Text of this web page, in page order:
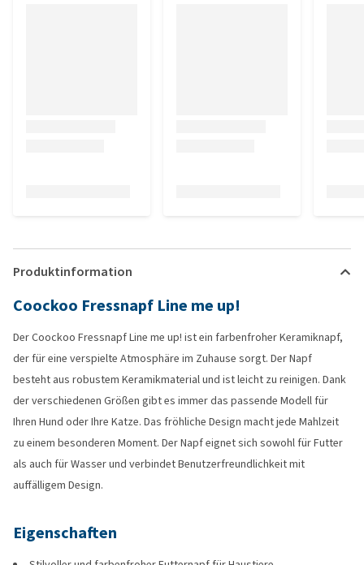
Produktinformation
Coockoo Fressnapf Line me up!
Der Coockoo Fressnapf Line me up! ist ein farbenfroher Keramiknapf,
der für eine verspielte Atmosphäre im Zuhause sorgt. Der Napf
besteht aus robustem Keramikmaterial und ist leicht zu reinigen. Dank
der verschiedenen Größen gibt es immer das passende Modell für
Ihren Hund oder Ihre Katze. Das fröhliche Design macht jede Mahlzeit
zu einem besonderen Moment. Der Napf eignet sich sowohl für Futter
als auch für Wasser und verbindet Benutzerfreundlichkeit mit
auffälligem Design.
Eigenschaften